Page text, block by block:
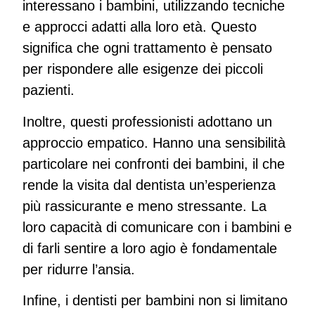
interessano i bambini, utilizzando tecniche
e approcci adatti alla loro età. Questo
significa che ogni trattamento è pensato
per rispondere alle esigenze dei piccoli
pazienti.
Inoltre, questi professionisti adottano un
approccio empatico. Hanno una sensibilità
particolare nei confronti dei bambini, il che
rende la visita dal dentista un’esperienza
più rassicurante e meno stressante. La
loro capacità di comunicare con i bambini e
di farli sentire a loro agio è fondamentale
per ridurre l’ansia.
Infine, i dentisti per bambini non si limitano